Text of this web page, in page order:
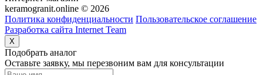
keramogranit.online © 2026
Политика конфиденциальности Пользовательское соглашение
Разработка сайта Internet Team
X
Подобрать аналог
Оставьте заявку, мы перезвоним вам для консультации